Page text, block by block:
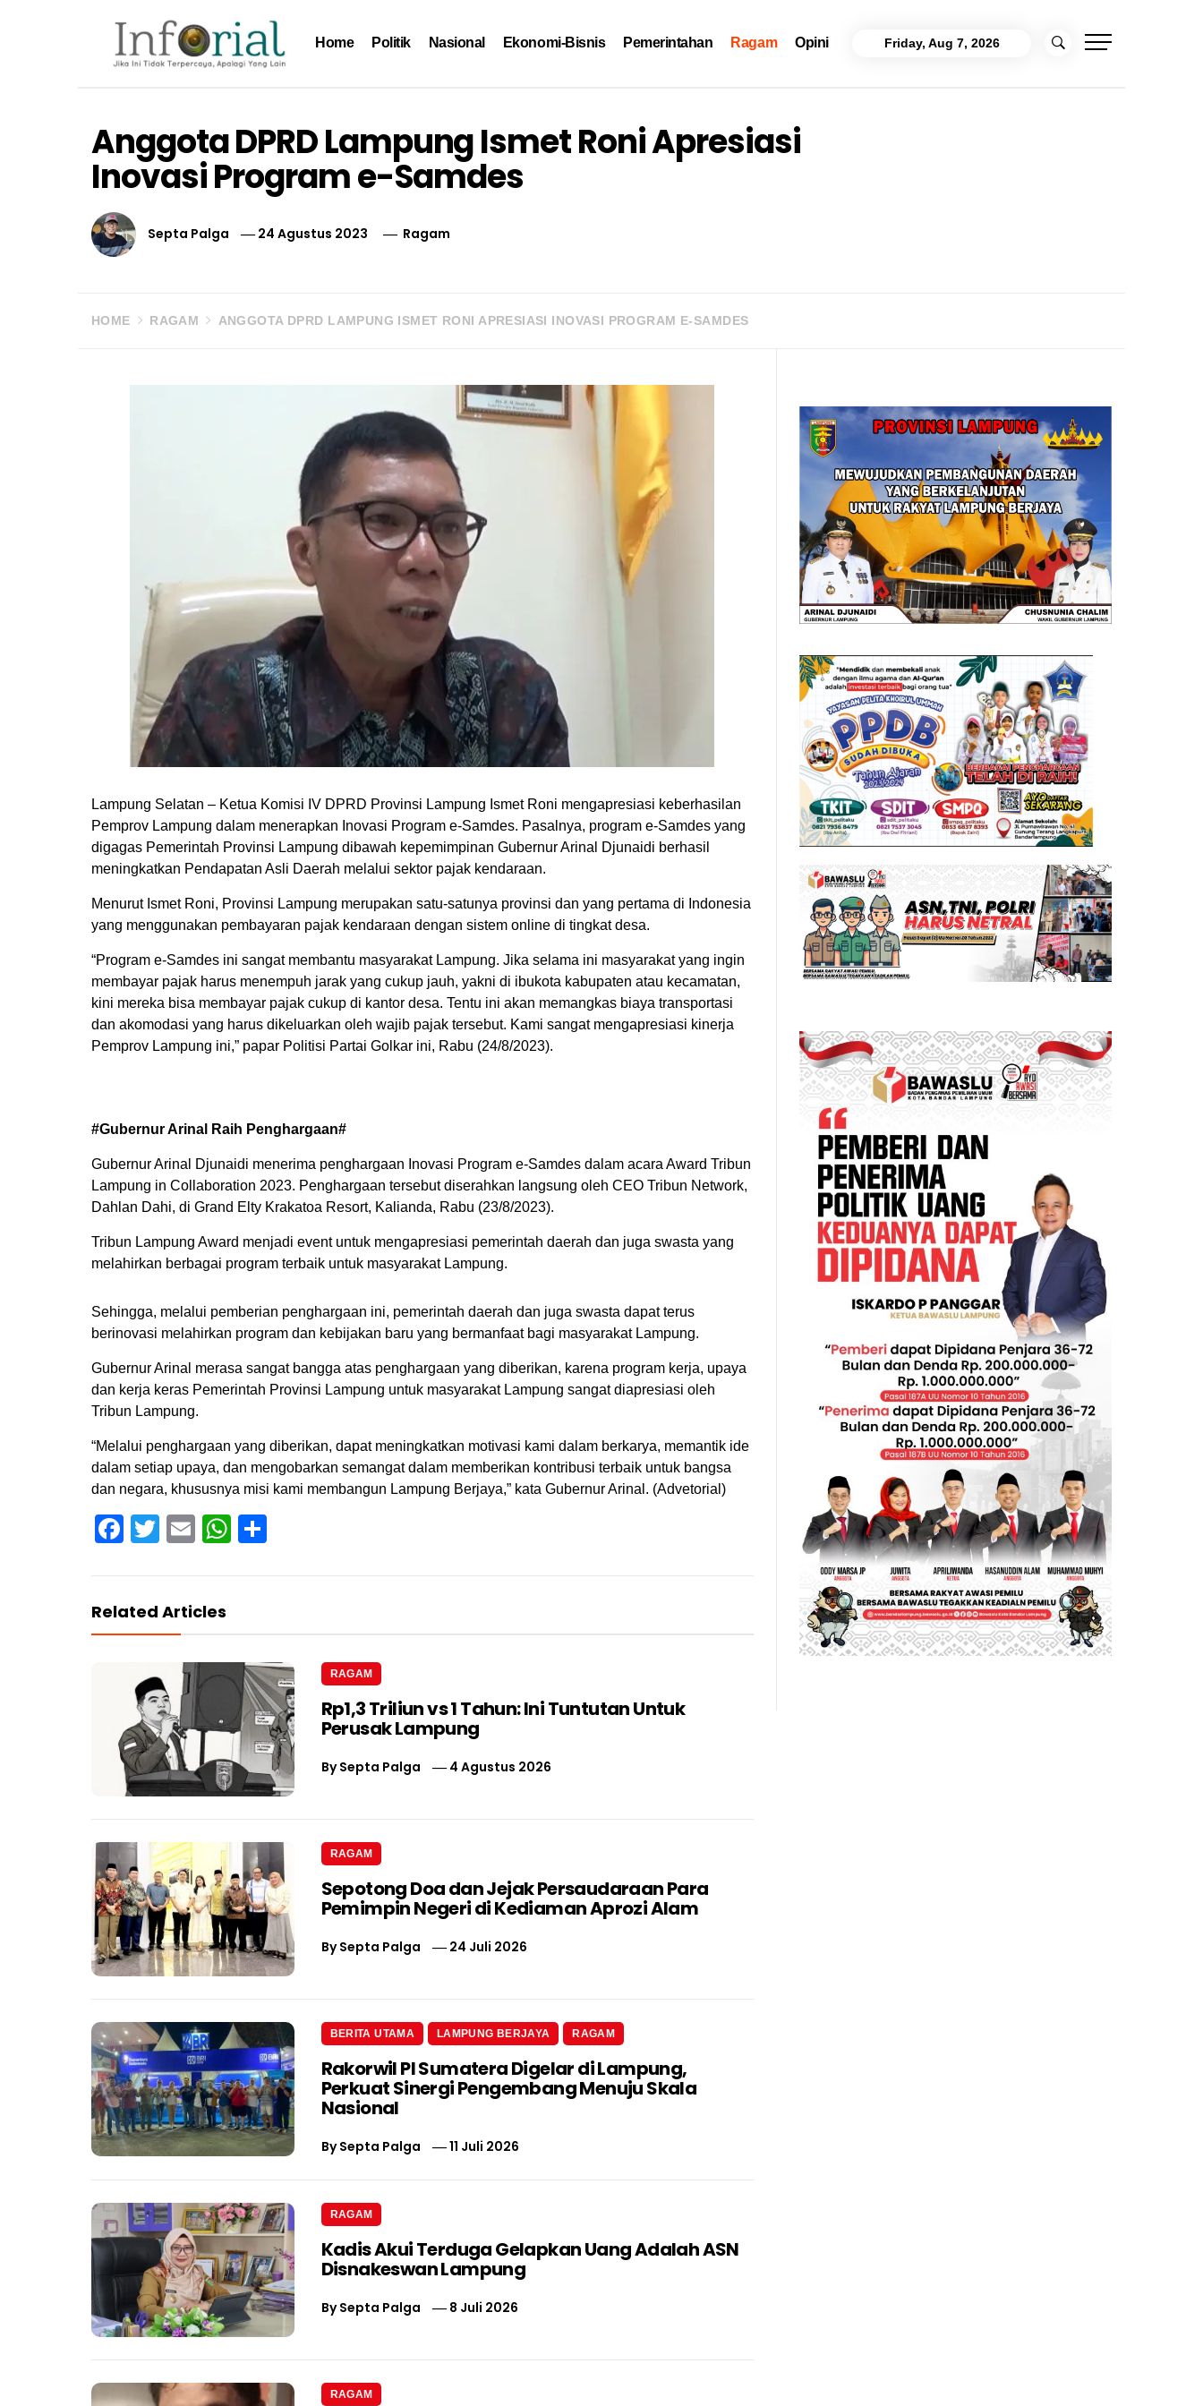
content
Home Politik Nasional Ekonomi-Bisnis Pemerintahan Ragam Opini Friday, Aug 7, 2026
Anggota DPRD Lampung Ismet Roni Apresiasi
Inovasi Program e-Samdes
Septa Palga 24 Agustus 2023 Ragam
HOME RAGAM ANGGOTA DPRD LAMPUNG ISMET RONI APRESIASI INOVASI PROGRAM E-SAMDES
Lampung Selatan – Ketua Komisi IV DPRD Provinsi Lampung Ismet Roni mengapresiasi keberhasilan
Pemprov Lampung dalam menerapkan Inovasi Program e-Samdes. Pasalnya, program e-Samdes yang
digagas Pemerintah Provinsi Lampung dibawah kepemimpinan Gubernur Arinal Djunaidi berhasil
meningkatkan Pendapatan Asli Daerah melalui sektor pajak kendaraan.
Menurut Ismet Roni, Provinsi Lampung merupakan satu-satunya provinsi dan yang pertama di Indonesia
yang menggunakan pembayaran pajak kendaraan dengan sistem online di tingkat desa.
“Program e-Samdes ini sangat membantu masyarakat Lampung. Jika selama ini masyarakat yang ingin
membayar pajak harus menempuh jarak yang cukup jauh, yakni di ibukota kabupaten atau kecamatan,
kini mereka bisa membayar pajak cukup di kantor desa. Tentu ini akan memangkas biaya transportasi
dan akomodasi yang harus dikeluarkan oleh wajib pajak tersebut. Kami sangat mengapresiasi kinerja
Pemprov Lampung ini,” papar Politisi Partai Golkar ini, Rabu (24/8/2023).
#Gubernur Arinal Raih Penghargaan#
Gubernur Arinal Djunaidi menerima penghargaan Inovasi Program e-Samdes dalam acara Award Tribun
Lampung in Collaboration 2023. Penghargaan tersebut diserahkan langsung oleh CEO Tribun Network,
Dahlan Dahi, di Grand Elty Krakatoa Resort, Kalianda, Rabu (23/8/2023).
Tribun Lampung Award menjadi event untuk mengapresiasi pemerintah daerah dan juga swasta yang
melahirkan berbagai program terbaik untuk masyarakat Lampung.
Sehingga, melalui pemberian penghargaan ini, pemerintah daerah dan juga swasta dapat terus
berinovasi melahirkan program dan kebijakan baru yang bermanfaat bagi masyarakat Lampung.
Gubernur Arinal merasa sangat bangga atas penghargaan yang diberikan, karena program kerja, upaya
dan kerja keras Pemerintah Provinsi Lampung untuk masyarakat Lampung sangat diapresiasi oleh
Tribun Lampung.
“Melalui penghargaan yang diberikan, dapat meningkatkan motivasi kami dalam berkarya, memantik ide
dalam setiap upaya, dan mengobarkan semangat dalam memberikan kontribusi terbaik untuk bangsa
dan negara, khususnya misi kami membangun Lampung Berjaya,” kata Gubernur Arinal. (Advetorial)
Facebook
TwitterEmailWhatsApp
Related Articles
RAGAM
Rp1,3 Triliun vs 1 Tahun: Ini Tuntutan Untuk
Perusak Lampung
BySepta Palga 4 Agustus 2026
RAGAM
Sepotong Doa dan Jejak Persaudaraan Para
Pemimpin Negeri di Kediaman Aprozi Alam
BySepta Palga 24 Juli 2026
BERITA UTAMA LAMPUNG BERJAYA RAGAM
Rakorwil PI Sumatera Digelar di Lampung,
Perkuat Sinergi Pengembang Menuju Skala
Nasional
BySepta Palga 11 Juli 2026
RAGAM
Kadis Akui Terduga Gelapkan Uang Adalah ASN
Disnakeswan Lampung
BySepta Palga 8 Juli 2026
RAGAM